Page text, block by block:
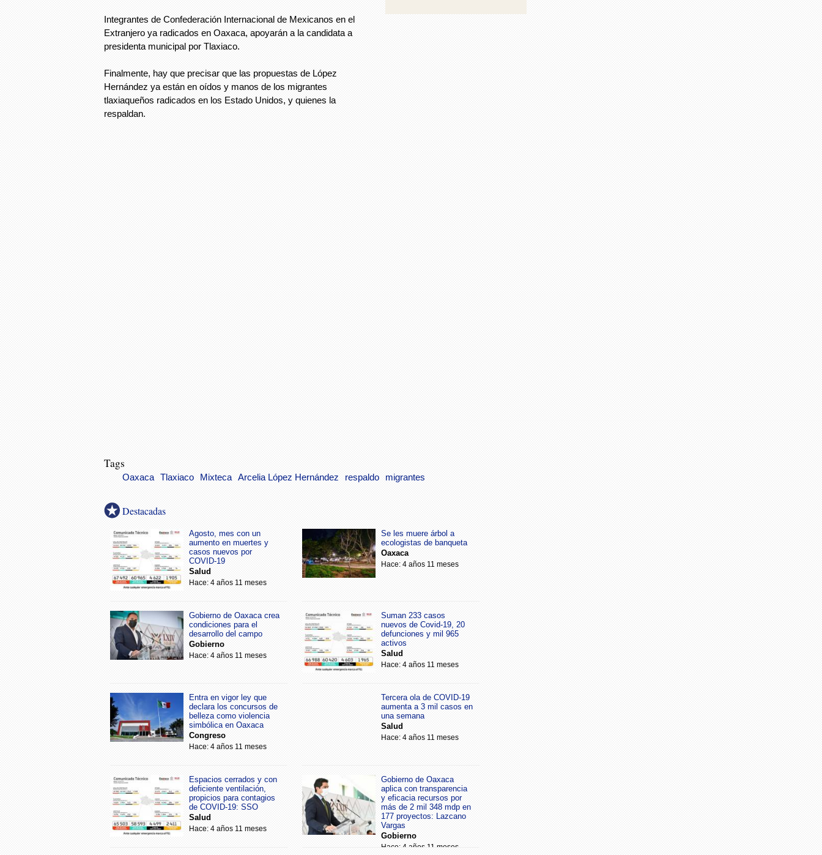
Integrantes de Confederación Internacional de Mexicanos en el
Extranjero ya radicados en Oaxaca, apoyarán a la candidata a
presidenta municipal por Tlaxiaco.
Finalmente, hay que precisar que las propuestas de López
Hernández ya están en oídos y manos de los migrantes
tlaxiaqueños radicados en los Estado Unidos, y quienes la
respaldan.
Tags
Oaxaca Tlaxiaco Mixteca Arcelia López Hernández respaldo migrantes
Destacadas
Agosto, mes con un
aumento en muertes y
casos nuevos por
COVID-19
Salud
Hace: 4 años 11 meses
Se les muere árbol a
ecologistas de banqueta
Oaxaca
Hace: 4 años 11 meses
Gobierno de Oaxaca crea
condiciones para el
desarrollo del campo
Gobierno
Hace: 4 años 11 meses
Suman 233 casos
nuevos de Covid-19, 20
defunciones y mil 965
activos
Salud
Hace: 4 años 11 meses
Entra en vigor ley que
declara los concursos de
belleza como violencia
simbólica en Oaxaca
Congreso
Hace: 4 años 11 meses
Tercera ola de COVID-19
aumenta a 3 mil casos en
una semana
Salud
Hace: 4 años 11 meses
Espacios cerrados y con
deficiente ventilación,
propicios para contagios
de COVID-19: SSO
Salud
Hace: 4 años 11 meses
Gobierno de Oaxaca
aplica con transparencia
y eficacia recursos por
más de 2 mil 348 mdp en
177 proyectos: Lazcano
Vargas
Gobierno
Hace: 4 años 11 meses